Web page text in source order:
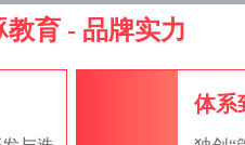
教育 - 品牌实力
体系